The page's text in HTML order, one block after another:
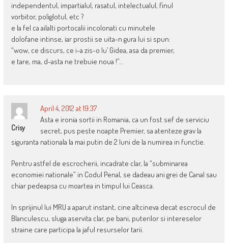
independentul, impartialul, rasatul, intelectualul, finul
vorbitor, poliglotul, etc ?
e la fel ca ailalti portocalii incolonati cu minutele
dolofane intinse, iar prostii se uita-n gura lui si spun:
“wow, ce discurs, ce i-a zis-o lu’ Gidea, asa da premier,
e tare, ma, d-asta ne trebuie noua !”…
Crisy
April 4, 2012 at 19:37
Asta e ironia sortii in Romania, ca un fost sef de serviciu
secret, pus peste noapte Premier, sa atenteze grav la
siguranta nationala la mai putin de 2 luni de la numirea in functie.
Pentru astfel de escrocherii, incadrate clar, la “subminarea
economiei nationale” in Codul Penal, se dadeau ani grei de Canal sau
chiar pedeapsa cu moartea in timpul lui Ceasca.
In sprijinul lui MRU a aparut instant, cine altcineva decat escrocul de
Blanculescu, sluga aservita clar, pe bani, puterilor si intereselor
straine care participa la jaful resurselor tarii.